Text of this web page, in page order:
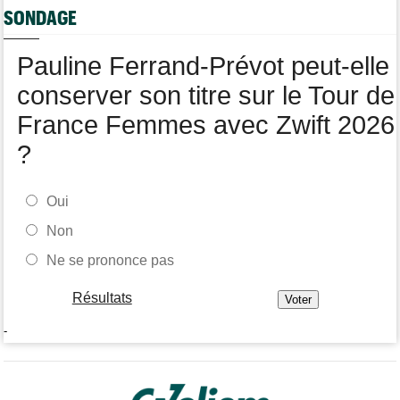
Tour de Burgos
SONDAGE
Pauline Ferrand-Prévot peut-elle
conserver son titre sur le Tour de
France Femmes avec Zwift 2026
?
Oui
Non
Ne se prononce pas
Résultats
-